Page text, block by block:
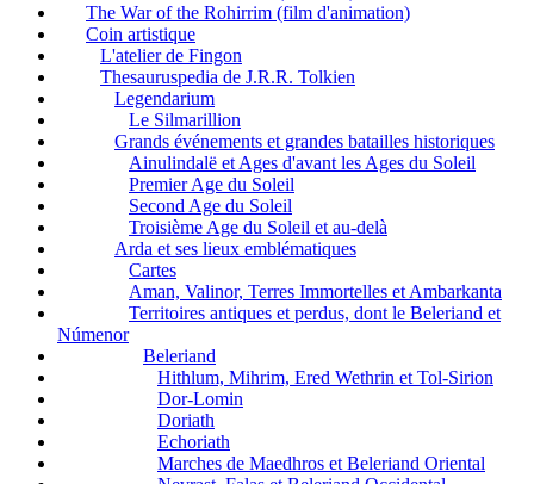
The War of the Rohirrim (film d'animation)
Coin artistique
L'atelier de Fingon
Thesauruspedia de J.R.R. Tolkien
Legendarium
Le Silmarillion
Grands événements et grandes batailles historiques
Ainulindalë et Ages d'avant les Ages du Soleil
Premier Age du Soleil
Second Age du Soleil
Troisième Age du Soleil et au-delà
Arda et ses lieux emblématiques
Cartes
Aman, Valinor, Terres Immortelles et Ambarkanta
Territoires antiques et perdus, dont le Beleriand et
Númenor
Beleriand
Hithlum, Mihrim, Ered Wethrin et Tol-Sirion
Dor-Lomin
Doriath
Echoriath
Marches de Maedhros et Beleriand Oriental